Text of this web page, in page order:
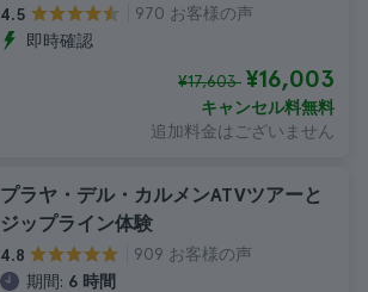
4.5
970 お客様の声
即時確認
¥17,603 ¥16,003
キャンセル料無料
追加料金はございません
プラヤ・デル・カルメンATVツアーと
ジップライン体験
4.8
909 お客様の声
期間: 6 時間